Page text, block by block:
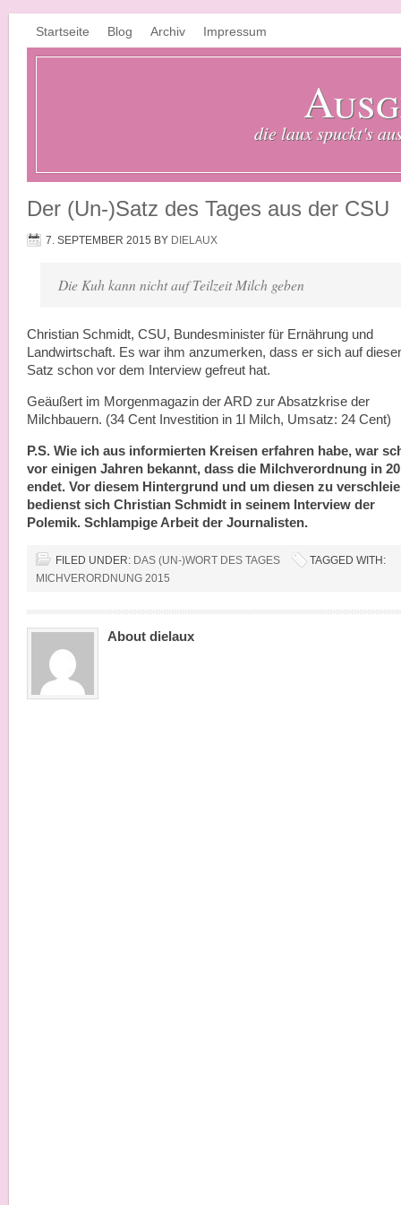
Startseite Blog Archiv Impressum
die laux spuckt's
Der (Un-)Satz des Tages aus der CSU
7. SEPTEMBER 2015 BY DIELAUX
Die Kuh kann nicht auf Teilzeit Milch geben
Christian Schmidt, CSU, Bundesminister für Ernährung und
Landwirtschaft. Es war ihm anzumerken, dass er sich auf
Satz schon vor dem Interview gefreut hat.
Geäußert im Morgenmagazin der ARD zur Absatzkrise der
Milchbauern. (34 Cent Investition in 1l Milch, Umsatz: 24 Cent)
P.S. Wie ich aus informierten Kreisen erfahren habe, war
vor einigen Jahren bekannt, dass die Milchverordnung in
endet. Vor diesem Hintergrund und um diesen zu
bedienst sich Christian Schmidt in seinem Interview der
Polemik. Schlampige Arbeit der Journalisten.
FILED UNDER: DAS (UN-)WORT DES TAGES
TAGGED WITH:
MICHVERORDNUNG 2015
About dielaux